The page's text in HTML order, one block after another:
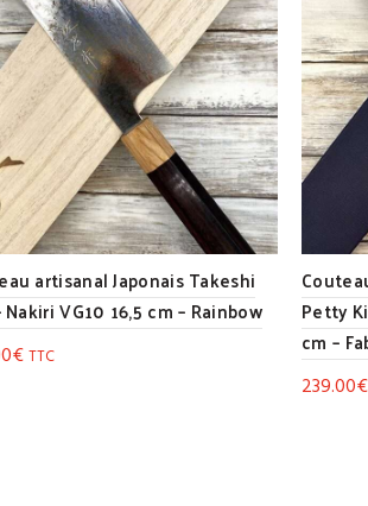
artisanal Japonais Takeshi
Nakiri VG10 16,5 cm – Rainbow
€TTC
Petty
cm –
239.00€